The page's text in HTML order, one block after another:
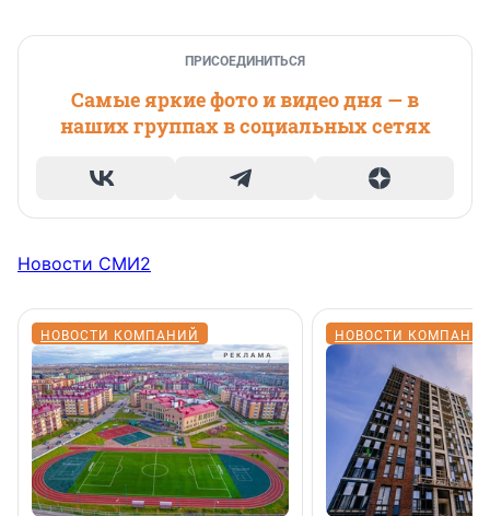
ПРИСОЕДИНИТЬСЯ
Самые яркие фото и видео дня — в
наших группах в социальных сетях
Новости СМИ2
НОВОСТИ КОМПАНИЙ НОВОСТИ